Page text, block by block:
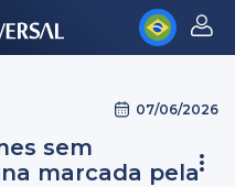
07/06/2026
sem
marcada pela